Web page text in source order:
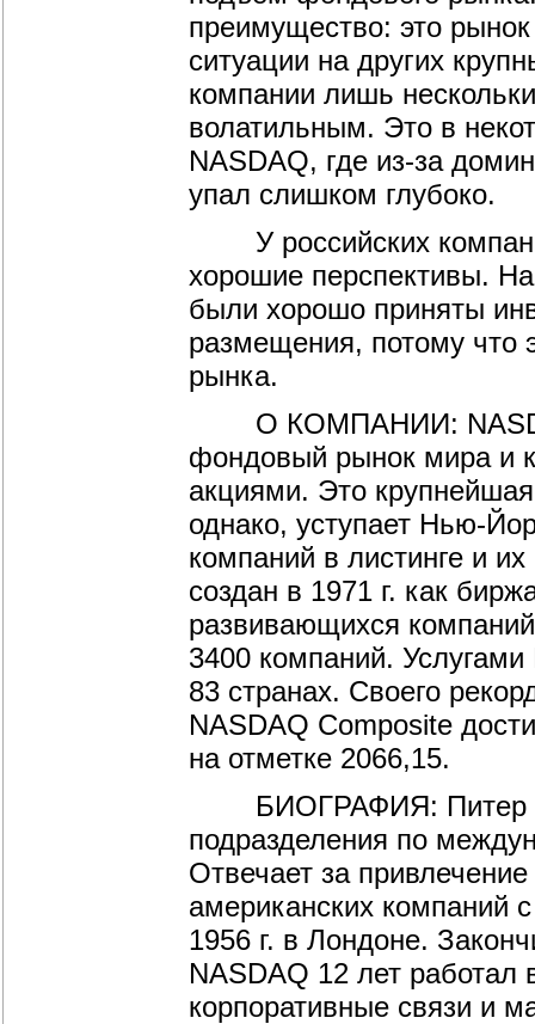
преимущество: это
ситуации на других
компании лишь
волатильным. Это в
NASDAQ, где из-за
упал слишком глубоко.
У российских
хорошие перспективы.
были хорошо приняты
размещения, потому что
рынка.
О КОМПАНИИ:
фондовый рынок мира и
акциями. Это
однако, уступает Нью-
компаний в листинге и
создан в 1971 г. как
развивающихся
3400 компаний.
83 странах. Своего
NASDAQ Composite
на отметке 2066,15.
БИОГРАФИЯ: Питер
подразделения по
Отвечает за
американских компаний
1956 г. в Лондоне.
NASDAQ 12 лет работал
корпоративные связи и